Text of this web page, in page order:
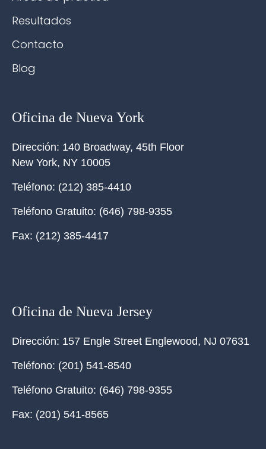
Resultados
Contacto
Blog
Oficina de Nueva York
Dirección: 140 Broadway, 45th Floor
New York, NY 10005
Teléfono: (212) 385-4410
Teléfono Gratuito: (646) 798-9355
Fax: (212) 385-4417
Oficina de Nueva Jersey
Dirección: 157 Engle Street Englewood, NJ 07631
Teléfono: (201) 541-8540
Teléfono Gratuito: (646) 798-9355
Fax: (201) 541-8565